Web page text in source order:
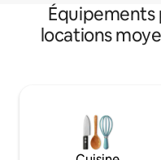
Équipements
locations